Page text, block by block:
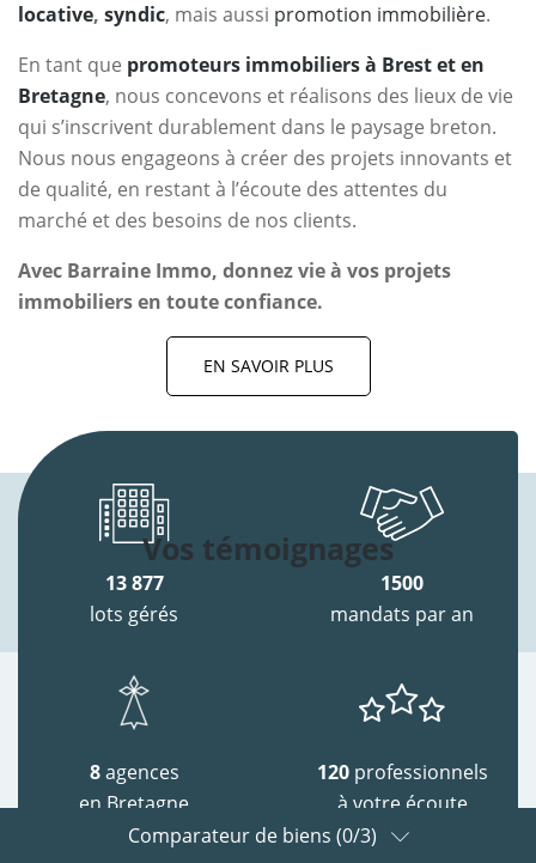
locative, syndic, mais aussi promotion immobilière.
En tant que promoteurs immobiliers à Brest et en
Bretagne, nous concevons et réalisons des lieux de vie
qui s’inscrivent durablement dans le paysage breton.
Nous nous engageons à créer des projets innovants et
de qualité, en restant à l’écoute des attentes du
marché et des besoins de nos clients.
Avec Barraine Immo, donnez vie à vos projets
immobiliers en toute confiance.
EN SAVOIR PLUS
Vos témoignages
13 877
lots gérés
1500
mandats par an
8agences
en Bretagne
120 professionnels
à votre écoute
Comparateur de biens (0/3)